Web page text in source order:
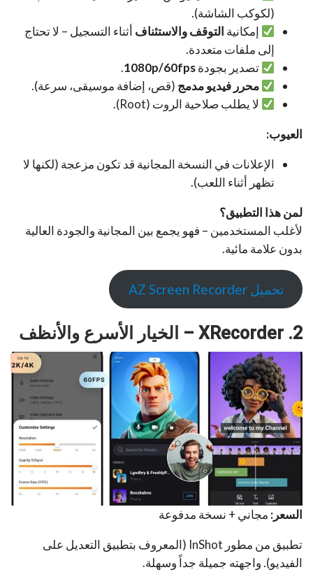
(لكوكب الشاشة).
إمكانية التوقف والاستئناف أثناء التسجيل – لا تحتاج
إلى ملفات متعددة.
تصدير بجودة1080p/60fps
.
محرر فيديو مدمج (قص، إضافة موسيقى، سرعة).
لا يطلب صلاحية الروت (Root).
العيوب:
الإعلانات في النسخة المجانية قد تكون مزعجة (لكنها لا
تظهر أثناء اللعب).
لمن هذا التطبيق؟
لأغلب المستخدمين – فهو يجمع بين المجانية والجودة العالية
بدون علامة مائية.
تحميل AZ Screen Recorder
2. XRecorder – الخيار الأسرع والأنظف
السعر: مجاني + نسخة مدفوعة
تطبيق من مطور InShot (المعروف بتطبيق التعديل على
الفيديو). واجهته جميلة جداً وسهلة.